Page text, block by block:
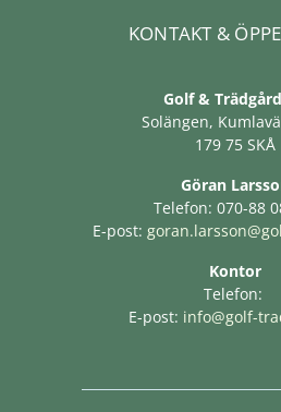
KONTAKT &
Golf &
Solängen,
179 75 SKÅ
Göran
Telefon: 070-88
E-post:
Kontor
Telefon:
E-post: info@golf-